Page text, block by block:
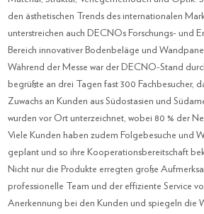
den ästhetischen Trends des internationalen
unterstreichen auch DECNOs Forschungs- und
Bereich innovativer Bodenbeläge und
Während der Messe war der DECNO-Stand
begrüßte an drei Tagen fast 300 Fachbesucher,
Zuwachs an Kunden aus Südostasien und
wurden vor Ort unterzeichnet, wobei 80 % der
Viele Kunden haben zudem Folgebesuche und
geplant und so ihre Kooperationsbereitschaft
Nicht nur die Produkte erregten große
professionelle Team und der effiziente Service
Anerkennung bei den Kunden und spiegeln die